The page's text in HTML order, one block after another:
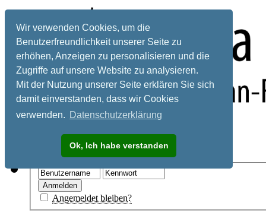
Wir verwenden Cookies, um die
Benutzerfreundlichkeit unserer Seite zu
erhöhen, Anzeigen zu personalisieren und die
Zugriffe auf unsere Website zu analysieren.
Mit der Nutzung unserer Seite erklären Sie sich
damit einverstanden, dass wir Cookies
verwenden. Datenschutzerklärung
Ok, Ich habe verstanden
Registrieren
Angemeldet bleiben?